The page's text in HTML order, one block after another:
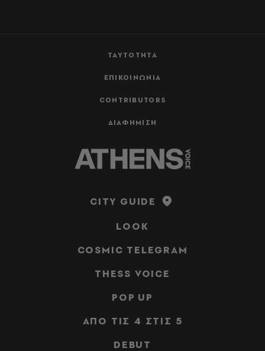
ΤΑΥΤΟΤΗΤΑ
ΕΠΙΚΟΙΝΩΝΙΑ
CONTRIBUTORS
ΔΙΑΦΗΜΙΣΗ
CITY GUIDE
LOOK
COSMIC TELEGRAM
THESS VOICE
POP UP
ΑΠΟ ΤΙΣ 4 ΣΤΙΣ 5
DEBUT